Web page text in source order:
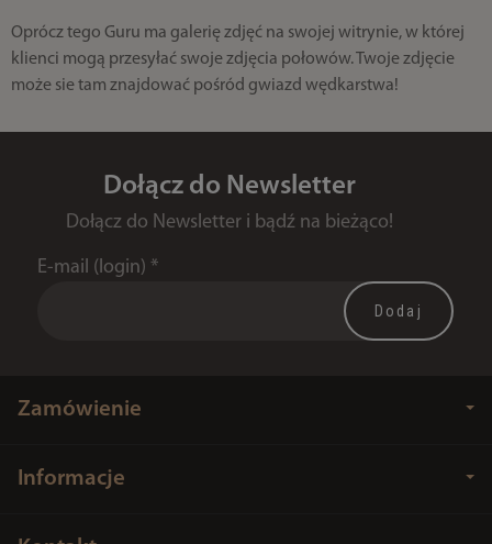
Oprócz tego Guru ma galerię zdjęć na swojej witrynie, w której
klienci mogą przesyłać swoje zdjęcia połowów. Twoje zdjęcie
może sie tam znajdować pośród gwiazd wędkarstwa!
Dołącz do Newsletter
Dołącz do Newsletter i bądź na bieżąco!
E-mail (login) *
Zamówienie
Informacje